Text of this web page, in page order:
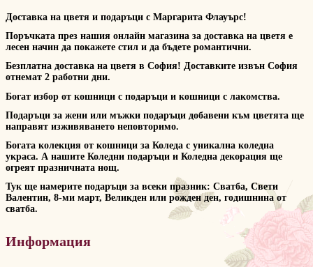
Доставка на цветя и подаръци с Маргарита Флауърс!
Поръчката през нашия онлайн магазина за доставка на цветя е
лесен начин да покажете стил и да бъдете романтични.
Безплатна доставка на цветя в София! Доставките извън София
отнемат 2 работни дни.
Богат избор от кошници с подаръци и кошници с лакомства.
Подаръци за жени или мъжки подаръци добавени към цветята ще
направят изживяването неповторимо.
Богата колекция от кошници за Коледа с уникална коледна
украса. А нашите Коледни подаръци и Коледна декорация ще
огреят празничната нощ.
Тук ще намерите подаръци за всеки празник: Сватба, Свети
Валентин, 8-ми март, Великден или рожден ден, годишнина от
сватба.
Информация